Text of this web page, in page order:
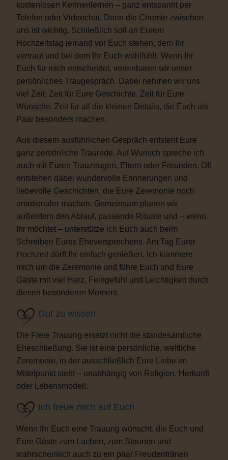
kostenlosen Kennenlernen – ganz entspannt per
Telefon oder Videochat. Denn die Chemie zwischen
uns ist wichtig. Schließlich soll an Eurem
Hochzeitstag jemand vor Euch stehen, dem Ihr
vertraut und bei dem Ihr Euch wohlfühlt. Wenn Ihr
Euch für mich entscheidet, vereinbaren wir unser
persönliches Traugespräch. Dabei nehmen wir uns
viel Zeit. Zeit für Eure Geschichte. Zeit für Eure
Wünsche. Zeit für all die kleinen Details, die Euch als
Paar besonders machen.
Aus diesem ausführlichen Gespräch entsteht Eure
ganz persönliche Traurede. Auf Wunsch spreche ich
auch mit Euren Trauzeugen, Eltern oder Freunden. Oft
entstehen dabei wundervolle Erinnerungen und
liebevolle Geschichten, die Eure Zeremonie noch
emotionaler machen. Gemeinsam planen wir
außerdem den Ablauf, passende Rituale und – wenn
Ihr möchtet – unterstütze ich Euch auch beim
Schreiben Eures Eheversprechens. Am Tag Eurer
Hochzeit dürft Ihr einfach genießen. Ich kümmere
mich um die Zeremonie und führe Euch und Eure
Gäste mit viel Herz, Feingefühl und Leichtigkeit durch
diesen besonderen Moment.
Gut zu wissen
Die Freie Trauung ersetzt nicht die standesamtliche
Eheschließung. Sie ist eine persönliche, weltliche
Zeremonie, in der ausschließlich Eure Liebe im
Mittelpunkt steht – unabhängig von Religion, Herkunft
oder Lebensmodell.
Ich freue mich auf Euch
Wenn Ihr Euch eine Trauung wünscht, die Euch und
Eure Gäste zum Lachen, zum Staunen und
wahrscheinlich auch zu ein paar Freudentränen